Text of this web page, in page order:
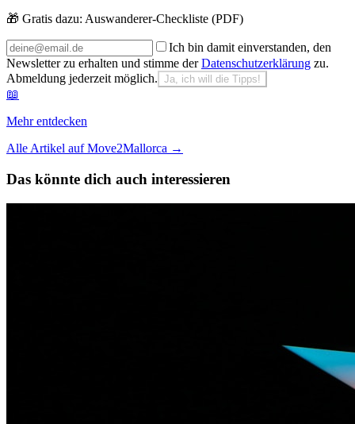
🎁 Gratis dazu: Auswanderer-Checkliste (PDF)
Ich bin damit einverstanden, den
Newsletter zu erhalten und stimme der Datenschutzerklärung zu.
Abmeldung jederzeit möglich. Ja, ich will die Tipps!
📖
Mehr entdecken
Alle Artikel auf Move2Mallorca →
Das könnte dich auch interessieren